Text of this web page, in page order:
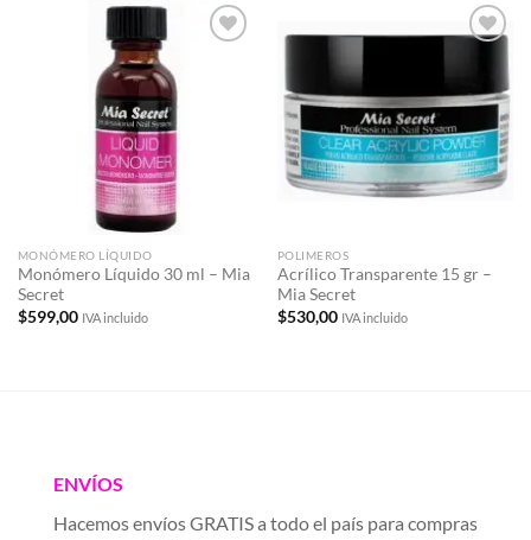
MONÓMERO LÍQUIDO
Monómero Líquido 30 ml – Mia
Secret
$599,00 IVA incluido
lista de
deseos
POLIMEROS
Acrílico Transparente 15 gr –
Mia Secret
$530,00 IVA incluido
ENVÍOS
Hacemos envíos GRATIS a todo el país para compras